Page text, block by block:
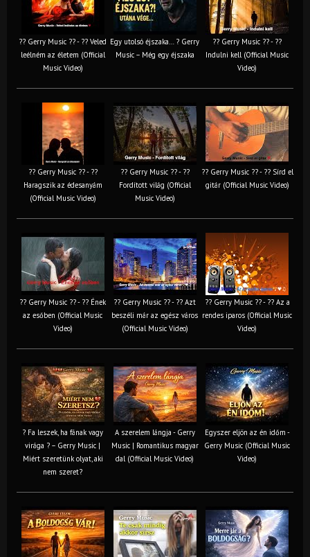
?? Gerry Music ?? - ?? Veled
leélném az életem (Official
Music Video)
Egy utolsó éjszaka… ? Gerry
Music – Még egy éjszaka
?? Gerry Music ?? - ??
Indulni kell (Official Music
Video)
?? Gerry Music ?? - ??
Haragszik az édesanyám
(Official Music Video)
?? Gerry Music ?? - ??
Fordított világ (Official
Music Video)
?? Gerry Music ?? - ?? Sírd el
gitár (Official Music Video)
?? Gerry Music ?? - ?? Ének
az esőben (Official Music
Video)
?? Gerry Music ?? - ?? Azt
beszéli már az egész város
(Official Music Video)
?? Gerry Music ?? - ?? Az a
rendes iparos (Official Music
Video)
? Fa leszek, ha fának vagy
virága ? – Gerry Music |
Miért szeretünk olyat, aki
nem szeret?
A szerelem lángja - Gerry
Music | Romantikus magyar
dal (Official Music Video)
Egyszer eljön az én időm -
Gerry Music (Official Music
Video)